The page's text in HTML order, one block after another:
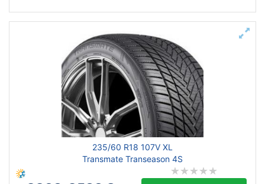
235/60 R18 107V XL
Transmate Transeason 4S